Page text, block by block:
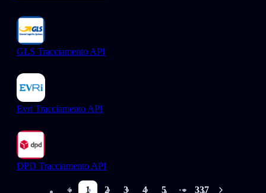
GLS Tracciamento API
Evri Tracciamento API
DPD Tracciamento API
1 2 3 4 5 337